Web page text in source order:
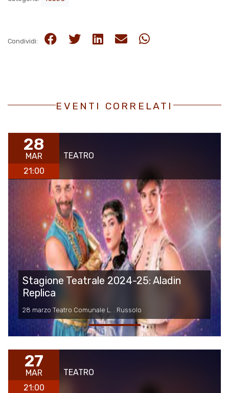
Condividi:
EVENTI CORRELATI
28
MAR
21:00
TEATRO
Stagione Teatrale 2024-25: Aladin
Replica
28 marzo Teatro Comunale L. . Russolo
27
MAR
21:00
TEATRO